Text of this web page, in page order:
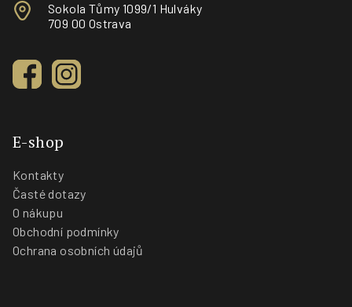
Sokola Tůmy 1099/1 Hulváky
709 00 Ostrava
E-shop
Kontakty
Časté dotazy
O nákupu
Obchodní podmínky
Ochrana osobních údajů